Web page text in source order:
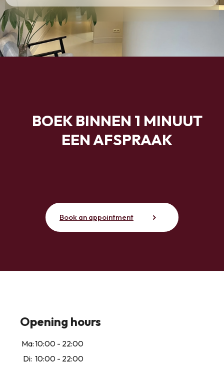
BOEK BINNEN 1 MINUUT
EEN AFSPRAAK
Book an appointment
Opening hours
Ma:10:00 - 22:00
Di: 10:00 - 22:00